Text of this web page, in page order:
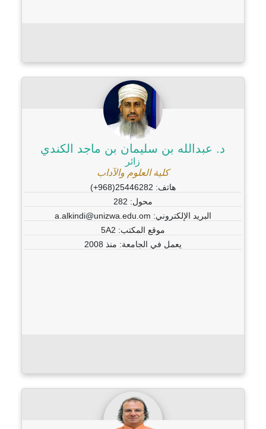
د. عبدالله بن سليمان بن ماجد الكندي
زائر
كلية العلوم والآداب
هاتف: 25446282(968+)
محول: 282
البريد الإلكتروني: a.alkindi@unizwa.edu.om
موقع المكتب: 5A2
يعمل في الجامعة: منذ 2008